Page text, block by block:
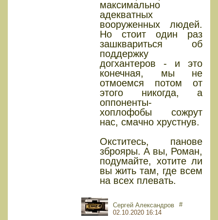
максимально
адекватных
вооруженных людей.
Но стоит один раз
зашквариться об
поддержку
догхантеров - и это
конечная, мы не
отмоемся потом от
этого никогда, а
оппоненты-
хоплофобы сожрут
нас, смачно хрустнув.
Окститесь, панове
зброяры. А вы, Роман,
подумайте, хотите ли
вы жить там, где всем
на всех плевать.
Сергей Александров
02.10.2020 16:14
#